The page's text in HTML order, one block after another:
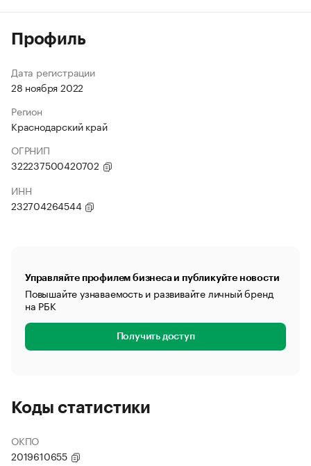
Профиль
Дата регистрации
28 ноября 2022
Регион
Краснодарский край
ОГРНИП
322237500420702
ИНН
232704264544
Управляйте профилем бизнеса и публикуйте новости
Повышайте узнаваемость и развивайте личный бренд
на РБК
Получить доступ
Коды статистики
ОКПО
2019610655